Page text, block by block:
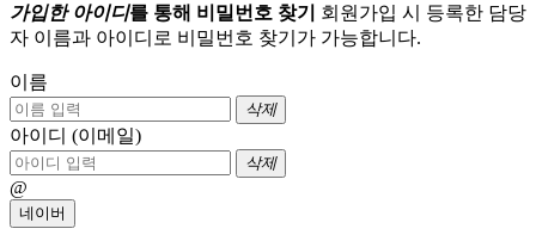
가입한 아이디를 통해 비밀번호 찾기
회원가입 시 등록한 담당
자 이름과 아이디로 비밀번호 찾기가 가능합니다.
이름
삭제
아이디 (이메일)
삭제
@
네이버